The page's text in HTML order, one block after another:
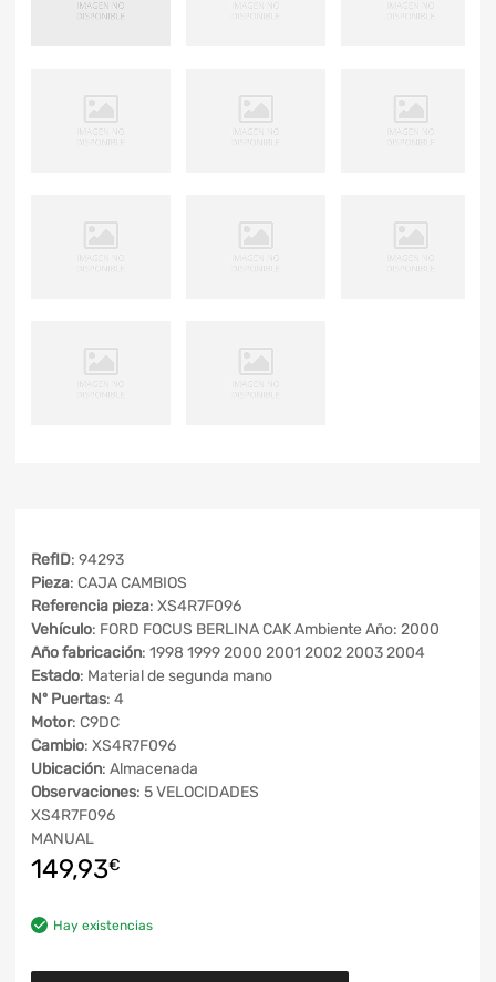
RefID: 94293
Pieza: CAJA CAMBIOS
Referencia pieza: XS4R7F096
Vehículo: FORD FOCUS BERLINA CAK Ambiente Año: 2000
Año fabricación: 1998 1999 2000 2001 2002 2003 2004
Estado: Material de segunda mano
Nº Puertas: 4
Motor: C9DC
Cambio: XS4R7F096
Ubicación: Almacenada
Observaciones: 5 VELOCIDADES
XS4R7F096
MANUAL
149,93€
Hay existencias